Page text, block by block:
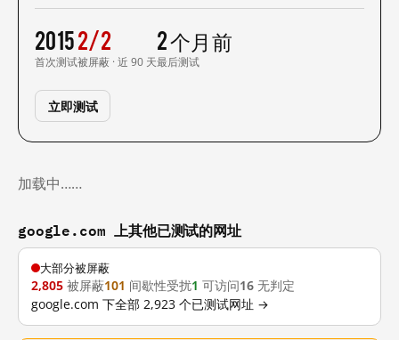
2015
首次测试
2/2
被屏蔽 · 近 90 天
2 个月前
最后测试
立即测试
加载中……
google.com 上其他已测试的网址
大部分被屏蔽
2,805 被屏蔽101 间歇性受扰1 可访问16 无判定
google.com 下全部 2,923 个已测试网址 →